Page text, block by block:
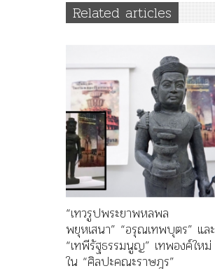
Related articles
“เทวรูปพระยาพหลพล
พยุหเสนา” “อรุณเทพบุตร” และ
“เทพีรัฐธรรมนูญ” เทพองค์ใหม่
ใน “ศิลปะคณะราษฎร”